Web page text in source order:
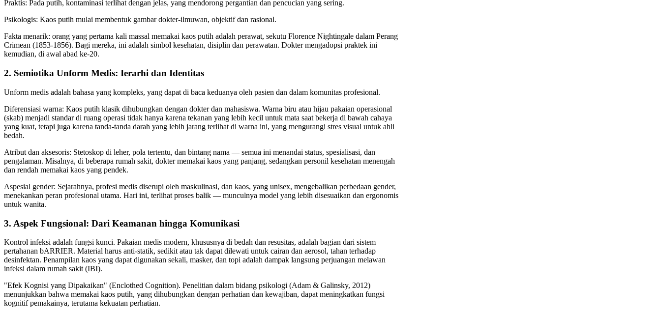
Praktis: Pada putih, kontaminasi terlihat dengan jelas, yang mendorong pergantian dan pencucian yang sering.
Psikologis: Kaos putih mulai membentuk gambar dokter-ilmuwan, objektif dan rasional.
Fakta menarik: orang yang pertama kali massal memakai kaos putih adalah perawat, sekutu Florence Nightingale dalam Perang
Crimean (1853-1856). Bagi mereka, ini adalah simbol kesehatan, disiplin dan perawatan. Dokter mengadopsi praktek ini
kemudian, di awal abad ke-20.
2. Semiotika Unform Medis: Ierarhi dan Identitas
Unform medis adalah bahasa yang kompleks, yang dapat di baca keduanya oleh pasien dan dalam komunitas profesional.
Diferensiasi warna: Kaos putih klasik dihubungkan dengan dokter dan mahasiswa. Warna biru atau hijau pakaian operasional
(skab) menjadi standar di ruang operasi tidak hanya karena tekanan yang lebih kecil untuk mata saat bekerja di bawah cahaya
yang kuat, tetapi juga karena tanda-tanda darah yang lebih jarang terlihat di warna ini, yang mengurangi stres visual untuk ahli
bedah.
Atribut dan aksesoris: Stetoskop di leher, pola tertentu, dan bintang nama — semua ini menandai status, spesialisasi, dan
pengalaman. Misalnya, di beberapa rumah sakit, dokter memakai kaos yang panjang, sedangkan personil kesehatan menengah
dan rendah memakai kaos yang pendek.
Aspesial gender: Sejarahnya, profesi medis diserupi oleh maskulinasi, dan kaos, yang unisex, mengebalikan perbedaan gender,
menekankan peran profesional utama. Hari ini, terlihat proses balik — munculnya model yang lebih disesuaikan dan ergonomis
untuk wanita.
3. Aspek Fungsional: Dari Keamanan hingga Komunikasi
Kontrol infeksi adalah fungsi kunci. Pakaian medis modern, khususnya di bedah dan resusitas, adalah bagian dari sistem
pertahanan bARRIER. Material harus anti-statik, sedikit atau tak dapat dilewati untuk cairan dan aerosol, tahan terhadap
desinfektan. Penampilan kaos yang dapat digunakan sekali, masker, dan topi adalah dampak langsung perjuangan melawan
infeksi dalam rumah sakit (IBI).
"Efek Kognisi yang Dipakaikan" (Enclothed Cognition). Penelitian dalam bidang psikologi (Adam & Galinsky, 2012)
menunjukkan bahwa memakai kaos putih, yang dihubungkan dengan perhatian dan kewajiban, dapat meningkatkan fungsi
kognitif pemakainya, terutama kekuatan perhatian.